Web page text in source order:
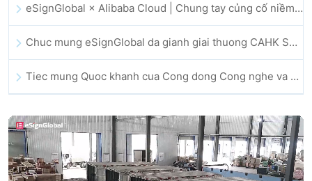
eSignGlobal × Alibaba Cloud | Chung tay củng cố niềm tin số toàn cầu cho lĩnh vực fintech
Chuc mung eSignGlobal da gianh giai thuong CAHK STAR Award 2025
Tiec mung Quoc khanh cua Cong dong Cong nghe va Doi moi sang tao Hong Kong